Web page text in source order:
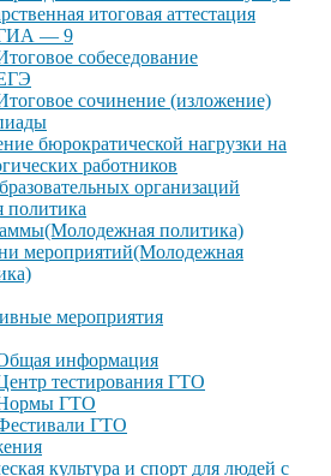
итоговая аттестация
— 9
собеседование
сочинение (изложение)
бюрократической нагрузки на
работников
организаций
политика)
мероприятий(Молодежная
мероприятия
информация
тестирования ГТО
ГТО
ГТО
культура и спорт для людей с